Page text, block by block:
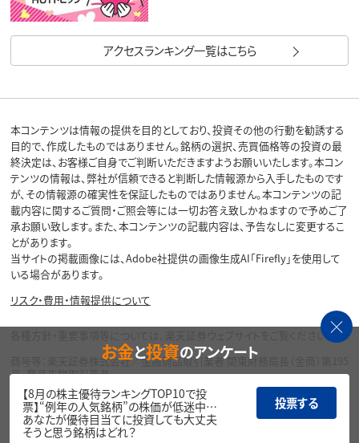
アクセスランキング一覧はこちら
本コンテンツは情報の提供を目的としており、投資その他の行動を勧誘する
目的で、作成したものではありません。銘柄の選択、売買価格等の投資の最
終決定は、お客様ご自身でご判断いただきますようお願いいたします。本コン
テンツの情報は、弊社が信頼できると判断した情報源から入手したものです
が、その情報源の確実性を保証したものではありません。本コンテンツの記
載内容に関するご質問・ご照会等には一切お答え致しかねますので予めご了
承お願い致します。また、本コンテンツの記載内容は、予告なしに変更するこ
とがあります。
当サイトの掲載画像には、Adobe社提供の画像生成AI「Firefly」を使用して
いる場合があります。
リスク・費用・情報提供について
各種方針・重要事項等については、楽天証券ウェブサイトをご覧ください。
商号等：楽天証券株式会社／金融商品取引業者 関東財務局長（金商）第195
号、商品先物取引業者
加入協会：日本証券業協会、一般社団法人金融先物取引業協会、日本商品
先物取引協会、一般社団法人第二種金融商品取引業協会、一般社団法人資
産運用業協会
お金と投資のアンケート
【8月の株主優待ランキングTOP10で投
票】“例年の人気銘柄”の株価が低迷中…
あなたが優待目当てに投資しても大丈夫
そうと思う銘柄はどれ？
投票する